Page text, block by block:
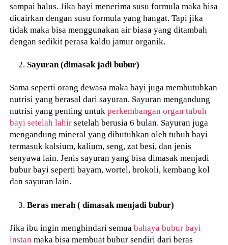
sampai halus. Jika bayi menerima susu formula maka bisa
dicairkan dengan susu formula yang hangat. Tapi jika
tidak maka bisa menggunakan air biasa yang ditambah
dengan sedikit perasa kaldu jamur organik.
Sayuran (dimasak jadi bubur)
Sama seperti orang dewasa maka bayi juga membutuhkan
nutrisi yang berasal dari sayuran. Sayuran mengandung
nutrisi yang penting untukperkembangan organ tubuh
bayi setelah lahir setelah berusia 6 bulan. Sayuran juga
mengandung mineral yang dibutuhkan oleh tubuh bayi
termasuk kalsium, kalium, seng, zat besi, dan jenis
senyawa lain. Jenis sayuran yang bisa dimasak menjadi
bubur bayi seperti bayam, wortel, brokoli, kembang kol
dan sayuran lain.
Beras merah ( dimasak menjadi bubur)
Jika ibu ingin menghindari semuabahaya bubur bayi
instan maka bisa membuat bubur sendiri dari beras